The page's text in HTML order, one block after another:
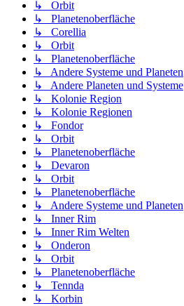
↳ Orbit
↳ Planetenoberfläche
↳ Corellia
↳ Orbit
↳ Planetenoberfläche
↳ Andere Systeme und Planeten
↳ Andere Planeten und Systeme
↳ Kolonie Region
↳ Kolonie Regionen
↳ Fondor
↳ Orbit
↳ Planetenoberfläche
↳ Devaron
↳ Orbit
↳ Planetenoberfläche
↳ Andere Systeme und Planeten
↳ Inner Rim
↳ Inner Rim Welten
↳ Onderon
↳ Orbit
↳ Planetenoberfläche
↳ Tennda
↳ Korbin